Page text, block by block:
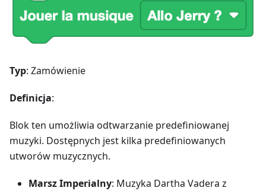
Typ: Zamówienie
Definicja:
Blok ten umożliwia odtwarzanie predefiniowanej
muzyki. Dostępnych jest kilka predefiniowanych
utworów muzycznych.
Marsz Imperialny: Muzyka Dartha Vadera z